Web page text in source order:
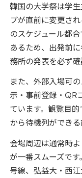
韓国の大学祭は学
プが直前に変更さ
のスケジュール都
あるため、出発前
務所の発表を必ず確
また、外部入場可
示・事前登録・QR
ています。観覧目
から待機列ができる
会場周辺は通常時
が一番スムーズで
号線、弘益大・西